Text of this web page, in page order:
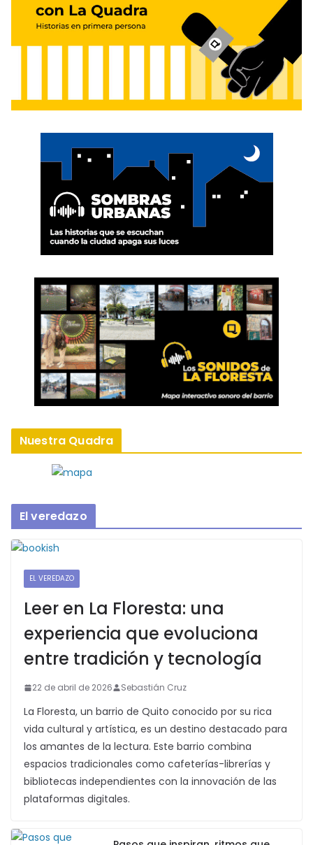
Nuestra Quadra
El veredazo
EL VEREDAZO
Leer en La Floresta: una
experiencia que evoluciona
entre tradición y tecnología
22 de abril de 2026 Sebastián Cruz
La Floresta, un barrio de Quito conocido por su rica
vida cultural y artística, es un destino destacado para
los amantes de la lectura. Este barrio combina
espacios tradicionales como cafeterías-librerías y
bibliotecas independientes con la innovación de las
plataformas digitales.